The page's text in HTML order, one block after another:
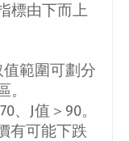
標由下而上
值範圍可劃分
70、 J值＞ 90。
有可能下跌